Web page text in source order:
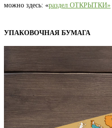
можно здесь: «раздел ОТКРЫТКИ»
УПАКОВОЧНАЯ БУМАГА